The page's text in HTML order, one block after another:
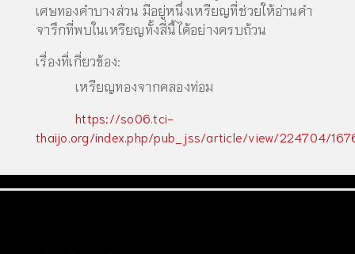
เศษทองคำบางส่วน มีอยู่หนึ่งเหรียญที่ช่วยให้อ่านคำ
จารึกที่พบในเหรียญทั้งสี่นี้ได้อย่างครบถ้วน
เรื่องที่เกี่ยวข้อง:
เหรียญทองจากคลองท่อม
https://so06.tci-
thaijo.org/index.php/pub_jss/article/view/224704/